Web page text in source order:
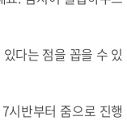
다는 점을 꼽을 수 있
시반부터 줌으로 진행